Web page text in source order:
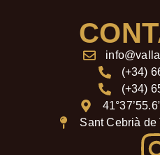
(+34)
(+34)
Sant Cebrià